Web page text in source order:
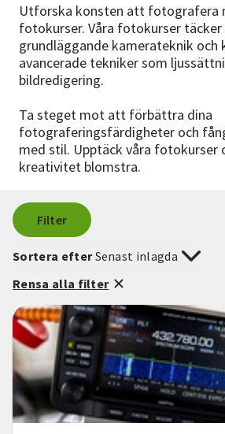
Lyssna
Utforska konsten att fotografera
fotokurser. Våra fotokurser
grundläggande kamerateknik
avancerade tekniker som
bildredigering.
Ta steget mot att förbättra dina
fotograferingsfärdigheter och
med stil. Upptäck våra fotokurser
kreativitet blomstra.
Filter
Sortera efterSenast inlagda
Rensa alla filter